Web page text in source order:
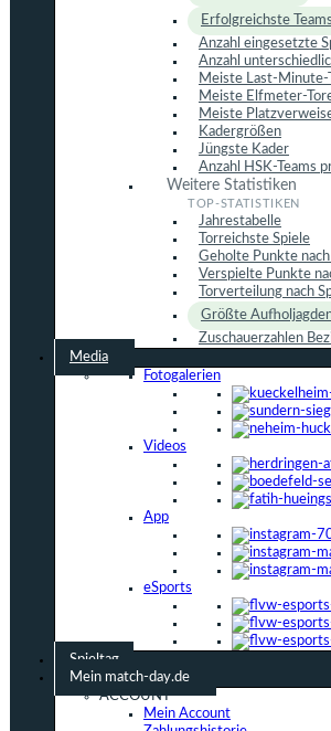
Erfolgreichste Teams
Anzahl eingesetzte
Anzahl
Meiste Last-Minute-
Meiste Elfmeter-
Meiste
Kadergrößen
Jüngste Kader
Anzahl HSK-Teams
Weitere Statistiken
Jahrestabelle
Torreichste Spiele
Geholte Punkte
Verspielte Punkte
Torverteilung nach
Größte
Zuschauerzahlen
Media
Fotogalerien
Videos
App
eSports
Spieltag
Mein match-day.de
ACCOUNT
Mein Account